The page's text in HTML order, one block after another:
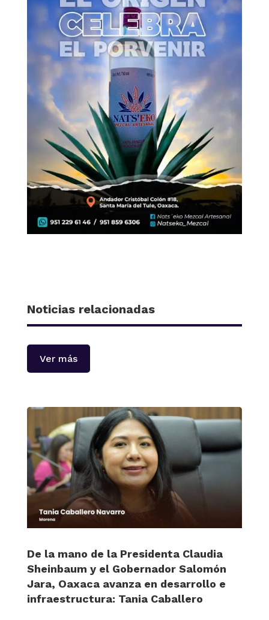
Noticias relacionadas
Ver más
De la mano de la Presidenta Claudia
Sheinbaum y el Gobernador Salomón
Jara, Oaxaca avanza en desarrollo e
infraestructura: Tania Caballero